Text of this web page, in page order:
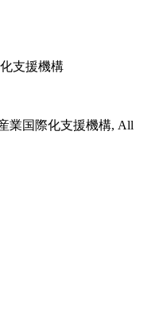
業国際化支援機構, All